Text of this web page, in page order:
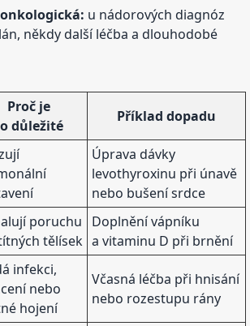
u nádorových diagnóz
někdy další léčba a dlouhodobé
Proč je
důležité
Příklad dopadu
Úprava dávky
levothyroxinu při únavě
nebo bušení srdce
poruchu
tělísek
Doplnění vápníku
a vitaminu D při brnění
infekci,
nebo
hojení
Včasná léčba při hnisání
nebo rozestupu rány